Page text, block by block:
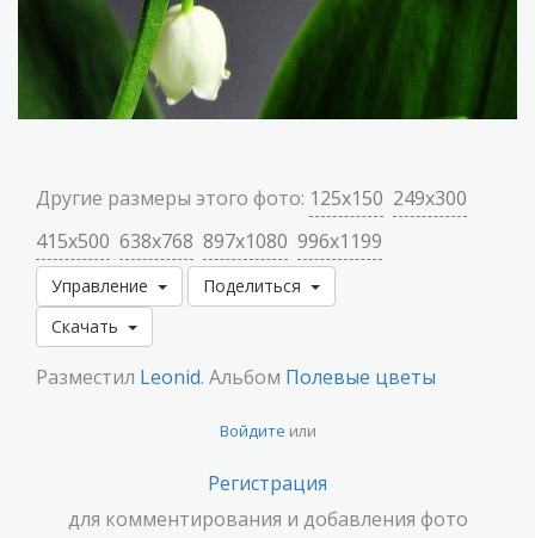
Другие размеры этого фото: 125x150 249x300
415x500 638x768 897x1080 996x1199
Управление
Поделиться
Скачать
Разместил Leonid. Альбом Полевые цветы
Войдите или
Регистрация
для комментирования и добавления фото